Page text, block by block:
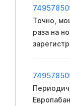
Точно,
раза на